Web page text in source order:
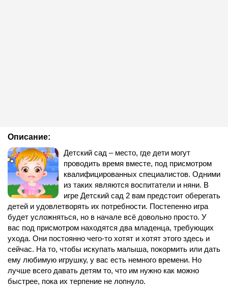
Описание:
Детский сад – место, где дети могут
проводить время вместе, под присмотром
квалифицированных специалистов. Одними
из таких являются воспитатели и няни. В
игре Детский сад 2 вам предстоит оберегать
детей и удовлетворять их потребности. Постепенно игра
будет усложняться, но в начале всё довольно просто. У
вас под присмотром находятся два младенца, требующих
ухода. Они постоянно чего-то хотят и хотят этого здесь и
сейчас. На то, чтобы искупать малыша, покормить или дать
ему любимую игрушку, у вас есть немного времени. Но
лучше всего давать детям то, что им нужно как можно
быстрее, пока их терпение не лопнуло.